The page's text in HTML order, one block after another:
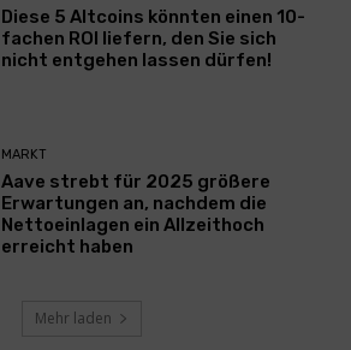
Diese 5 Altcoins könnten einen 10-
fachen ROI liefern, den Sie sich
nicht entgehen lassen dürfen!
MARKT
Aave strebt für 2025 größere
Erwartungen an, nachdem die
Nettoeinlagen ein Allzeithoch
erreicht haben
Mehr laden